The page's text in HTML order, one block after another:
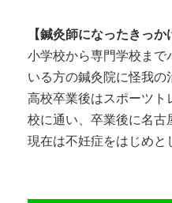
【鍼灸師になったきっか
小学校から専門学校まで
いる方の鍼灸院に怪我
高校卒業後はスポーツ
校に通い、卒業後に名古
現在は不妊症をはじめと